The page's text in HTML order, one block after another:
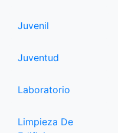
Juvenil
Juventud
Laboratorio
Limpieza De